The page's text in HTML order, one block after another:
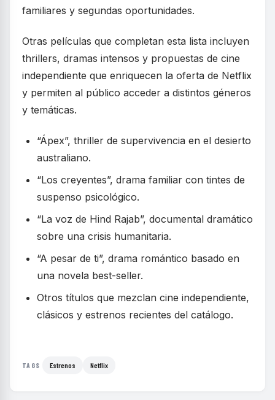
familiares y segundas oportunidades.
Otras películas que completan esta lista incluyen
thrillers, dramas intensos y propuestas de cine
independiente que enriquecen la oferta de Netflix
y permiten al público acceder a distintos géneros
y temáticas.
“Ápex”, thriller de supervivencia en el desierto
australiano.
“Los creyentes”, drama familiar con tintes de
suspenso psicológico.
“La voz de Hind Rajab”, documental dramático
sobre una crisis humanitaria.
“A pesar de ti”, drama romántico basado en
una novela best-seller.
Otros títulos que mezclan cine independiente,
clásicos y estrenos recientes del catálogo.
TAGS Estrenos Netflix